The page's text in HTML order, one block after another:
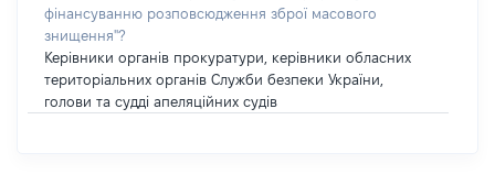
фінансуванню розповсюдження зброї масового
знищення"?
Керівники органів прокуратури, керівники обласних
територіальних органів Служби безпеки України,
голови та судді апеляційних судів